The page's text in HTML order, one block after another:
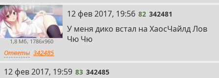
1,8 Мб, 1786x960
82
12 фев 2017, 19:56 82 342481
У меня дико встал на ХаосЧайлд Лов
Чю Чю
Ответы 342485
83
12 фев 2017, 19:59 83 342485